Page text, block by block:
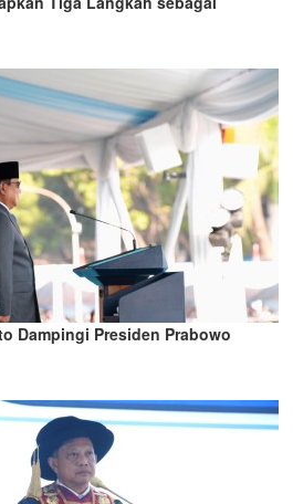
Dampingi Presiden Prabowo